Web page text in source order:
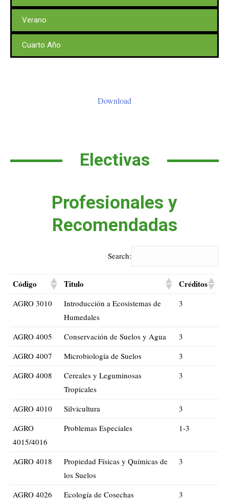
Verano
Cuarto Año
Download
Electivas
Profesionales y
Recomendadas
Search:
Código Titulo Créditos
AGRO 3010
Introducción a Ecosistemas de
Humedales
3
AGRO 4005 Conservación de Suelos y Agua
3
AGRO 4007
Microbiología de Suelos
3
AGRO 4008
Cereales y Leguminosas
Tropicales
3
AGRO 4010 Silvicultura
3
AGRO
4015/4016
Problemas Especiales 1-3
AGRO 4018
Propiedad Físicas y Químicas de
los Suelos
3
AGRO 4026 Ecología de Cosechas
3